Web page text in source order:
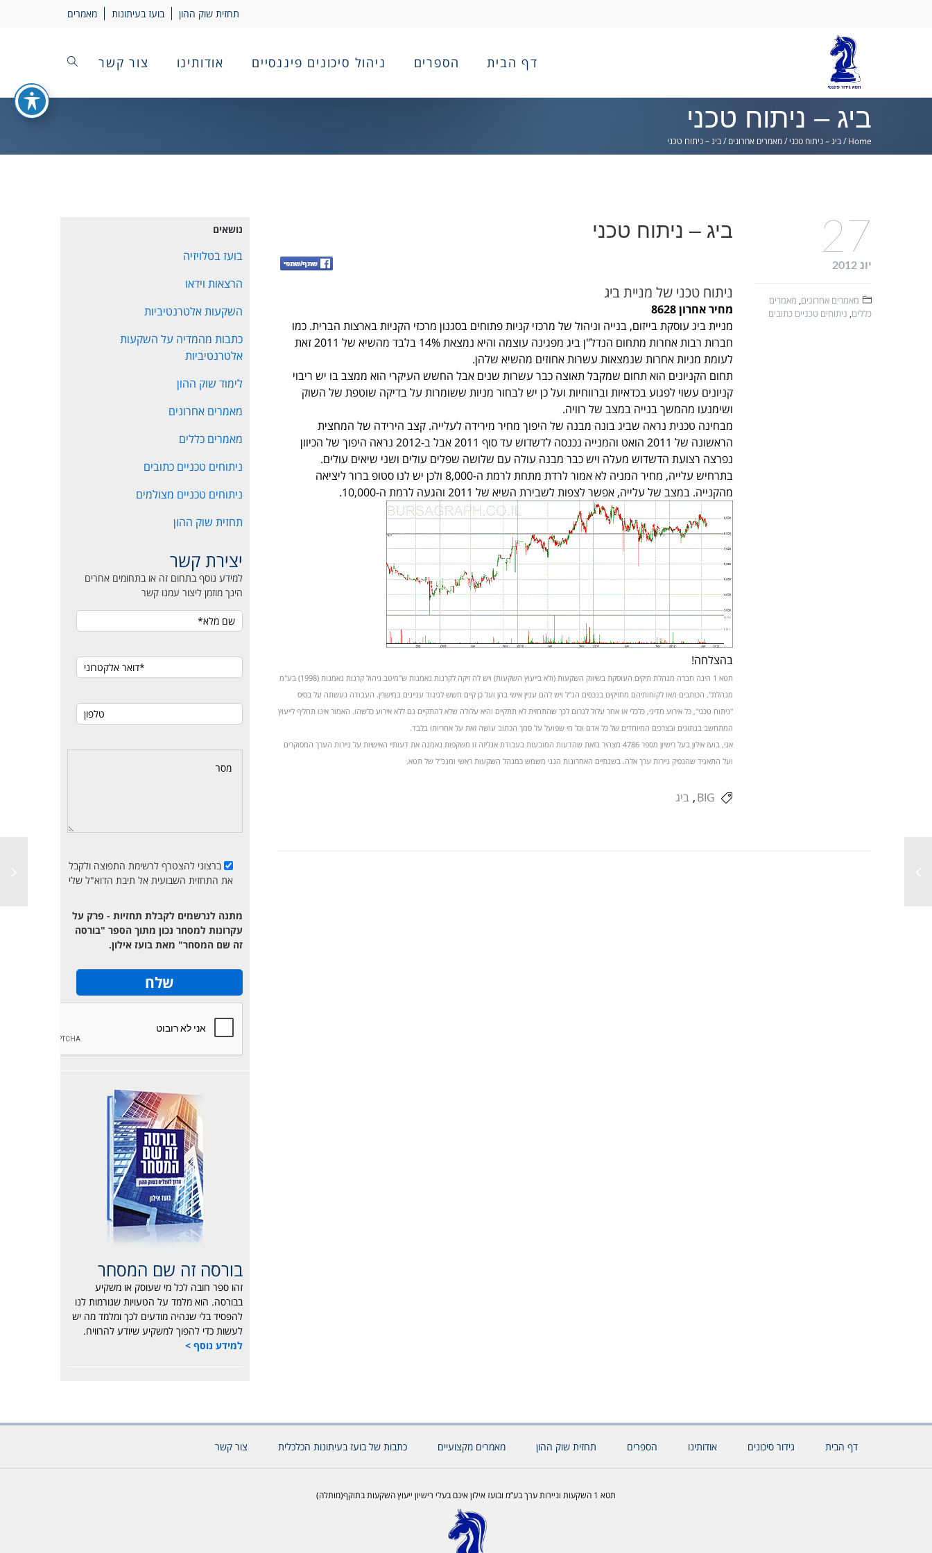
תחזית שוק ההון בועז בעיתונות מאמרים
דף הבית הספרים ניהול סיכונים פיננסיים אודותינו צור קשר
ביג – ניתוח טכני
Home
/ביג – ניתוח טכני/מאמרים אחרונים /ביג – ניתוח טכני
ביג – ניתוח טכני
ניתוח טכני של מניית ביג
מחיר אחרון 8628
מניית ביג עוסקת בייזום, בנייה וניהול של מרכזי קניות פתוחים בסגנון מרכזי הקניות בארצות הברית. כמו
חברות רבות אחרות מתחום הנדל"ן ביג מפגינה עוצמה והיא נמצאת 14% בלבד מהשיא של 2011 זאת
לעומת מניות אחרות שנמצאות עשרות אחוזים מהשיא שלהן.
תחום הקניונים הוא תחום שמקבל תאוצה כבר עשרות שנים אבל החשש העיקרי הוא ממצב בו יש ריבוי
קניונים עשוי לפגוע בכדאיות וברווחיות ועל כן יש לבחור מניות ששומרות על בדיקה שוטפת של השוק
ושימנעו מהמשך בנייה במצב של רוויה.
מבחינה טכנית נראה שביג בונה מבנה של היפוך מחיר מירידה לעלייה. קצב הירידה של המחצית
הראשונה של 2011 הואט והמנייה נכנסה לדשדוש עד סוף 2011 אבל ב-2012 נראה היפוך של הכיוון
נפרצה רצועת הדשדוש מעלה ויש כבר מבנה עולה עם שלושה שפלים עולים ושני שיאים עולים.
בתרחיש עלייה, מחיר המניה לא אמור לרדת מתחת לרמת ה-8,000 ולכן יש לנו סטופ ברור ליציאה
מהקנייה. במצב של עלייה, אפשר לצפות לשבירת השיא של 2011 והגעה לרמת ה-10,000.
בהצלחה!
תטא 1 הינה חברה מנהלת תיקים העוסקת בשיווק השקעות (ולא בייעוץ השקעות) ויש לה זיקה לקרנות נאמנות ש"מיטב ניהול קרנות נאמנות (1998) בע"מ
מנהלת". הכותבים ו/או לקוחותיהם מחזיקים בנכסים הנ"ל ויש להם עניין אישי בהן ועל כן קיים חשש לניגוד עניינים במישרין. העבודה נעשתה על בסיס
"ניתוח טכני", כל אירוע מדיני, כלכלי או אחר עלול לגרום לכך שהתחזית לא תתקיים והיא עלולה שלא להתקיים גם ללא אירוע כלשהו. האמור אינו תחליף לייעוץ
המתחשב בנתונים ובצרכים המיוחדים של כל אדם וכל מי שפועל על סמך הכתוב עושה זאת על אחריותו בלבד.
אני, בועז אילון בעל רישיון מספר 4786 מצהיר בזאת שהדעות המובעות בעבודת אנליזה זו משקפות נאמנה את דעותיי האישיות על ניירות הערך המסוקרים
ועל התאגיד שהנפיק ניירות ערך אלה. בשנתיים האחרונות הנני משמש כמנהל השקעות ראשי ומנכ"ל של תטא.
BIG ביג
27
יונ 2012
מאמרים אחרונים, מאמרים
כללים, ניתוחים טכניים כתובים
נושאים
בועז בטלויזיה
הרצאות וידאו
השקעות אלטרנטיביות
כתבות מהמדיה על השקעות
אלטרנטיביות
לימוד שוק ההון
מאמרים אחרונים
מאמרים כללים
ניתוחים טכניים כתובים
ניתוחים טכניים מצולמים
תחזית שוק ההון
יצירת קשר
למידע נוסף בתחום זה או בתחומים אחרים
הינך מוזמן ליצור עמנו קשר
ברצוני להצטרף לרשימת התפוצה ולקבל
את התחזית השבועית אל תיבת הדוא"ל שלי
מתנה לנרשמים לקבלת תחזיות - פרק על
עקרונות למסחר נכון מתוך הספר "בורסה
זה שם המסחר" מאת בועז אילון.
בורסה זה שם המסחר
זהו ספר חובה לכל מי שעוסק או משקיע
בבורסה. הוא מלמד על הטעויות שגורמות לנו
להפסיד בלי שנהיה מודעים לכך ומלמד מה יש
לעשות כדי להפוך למשקיע שיודע להרוויח.
למידע נוסף >
דף הבית גידור סיכונים אודותינו הספרים תחזית שוק ההון מאמרים מקצועיים כתבות של בועז בעיתונות הכלכלית צור קשר
תטא 1 השקעות וניירות ערך בע”מ ובועז אילון אינם בעלי רישיון ייעוץ השקעות בתוקף(מותלה)